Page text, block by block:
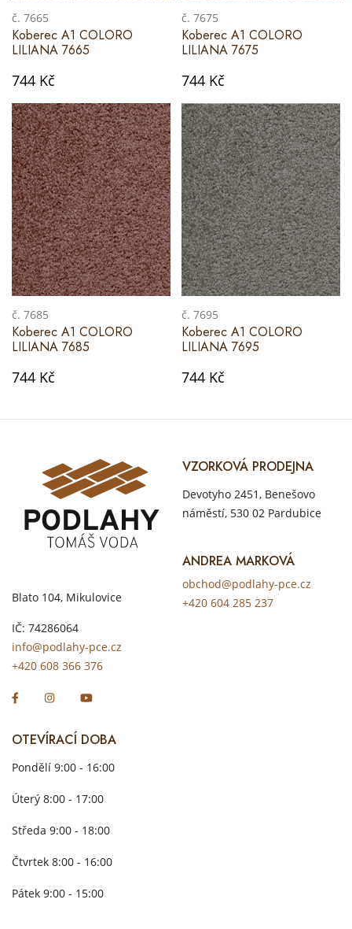
č. 7665
Koberec A1 COLORO
LILIANA 7665
744 Kč
č. 7675
Koberec A1 COLORO
LILIANA 7675
744 Kč
č. 7685
Koberec A1 COLORO
LILIANA 7685
744 Kč
č. 7695
Koberec A1 COLORO
LILIANA 7695
744 Kč
Blato 104, Mikulovice
IČ: 74286064
info@podlahy-pce.cz
+420 608 366 376
VZORKOVÁ PRODEJNA
Devotyho 2451, Benešovo
náměstí, 530 02 Pardubice
ANDREA MARKOVÁ
obchod@podlahy-pce.cz
+420 604 285 237
OTEVÍRACÍ DOBA
Pondělí 9:00 - 16:00
Úterý 8:00 - 17:00
Středa 9:00 - 18:00
Čtvrtek 8:00 - 16:00
Pátek 9:00 - 15:00